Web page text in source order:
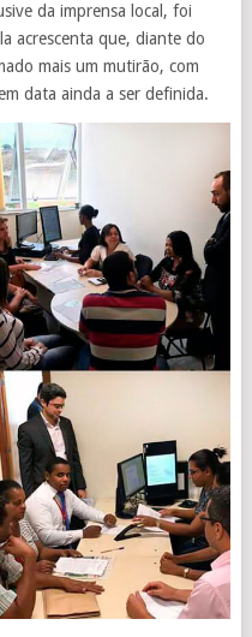
da imprensa local, foi
acrescenta que, diante do
mais um mutirão, com
data ainda a ser definida.